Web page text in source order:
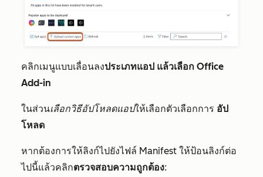
คลิกเมนูแบบเลื่อนลงประเภทแอป แล้วเลือก Office
Add-in
ในส่วนเลือกวิธีอัปโหลดแอปให้เลือกตัวเลือกการ อัป
โหลด
หากต้องการให้ลิงก์ไปยังไฟล์ Manifest ให้ป้อนลิงก์ต่อ
ไปนี้แล้วคลิกตรวจสอบความถูกต้อง: